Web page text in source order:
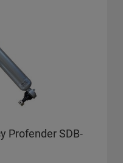
Profender SDB-